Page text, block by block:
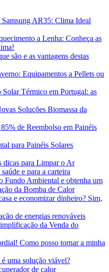
AR35: Clima Ideal
a Lenha: Conheça as
são e as vantagens destas
Equipamentos a Pellets ou
Térmico em Portugal: as
Soluções Biomassa da
de Reembolso em Painéis
para Painéis Solares
dicas para Limpar o Ar
e para a carteira
Fundo Ambiental e obtenha um
da Bomba de Calor
e economizar dinheiro? Sim,
de energias renováveis
da Venda do
Como posso tornar a minha
uma solução viável?
de calor